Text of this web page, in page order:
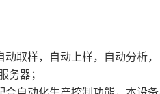
取样，自动上样，自动分析
务器；